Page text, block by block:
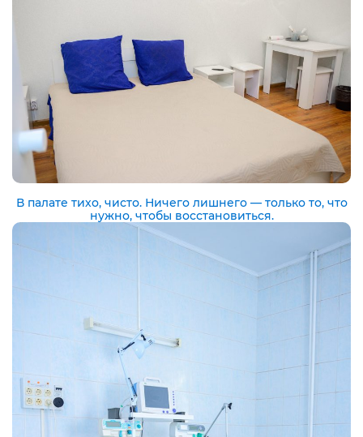
В палате тихо, чисто. Ничего лишнего — только то, что
нужно, чтобы восстановиться.